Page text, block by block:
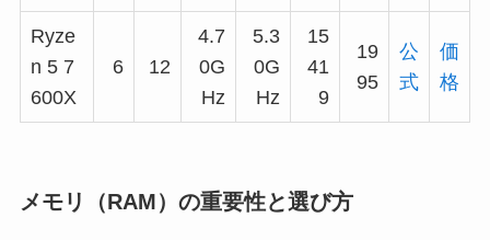
Ryze
n 5 7
600X
6 12
4.7
0G
Hz
5.3
0G
Hz
15
41
9
19
95
公
式
価
格
メモリ（RAM）の重要性と選び方